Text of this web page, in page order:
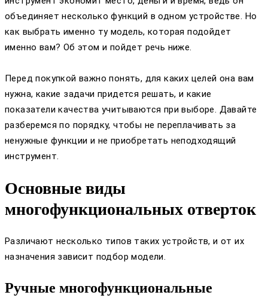
объединяет несколько функций в одном устройстве. Но
как выбрать именно ту модель, которая подойдет
именно вам? Об этом и пойдет речь ниже.
Перед покупкой важно понять, для каких целей она вам
нужна, какие задачи придется решать, и какие
показатели качества учитываются при выборе. Давайте
разберемся по порядку, чтобы не переплачивать за
ненужные функции и не приобретать неподходящий
инструмент.
Основные виды
многофункциональных отверток
Различают несколько типов таких устройств, и от их
назначения зависит подбор модели.
Ручные многофункциональные